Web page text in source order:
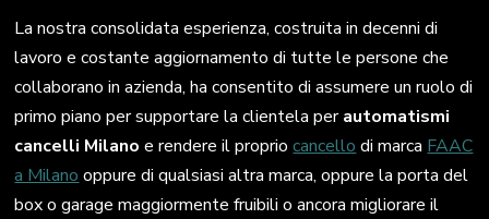
La nostra consolidata esperienza, costruita in decenni di
lavoro e costante aggiornamento di tutte le persone che
collaborano in azienda, ha consentito di assumere un ruolo di
primo piano per supportare la clientela perautomatismi
cancelli Milano e rendere il propriocancello di marca FAAC
a Milano oppure di qualsiasi altra marca, oppure la porta del
box o garage maggiormente fruibili o ancora migliorare il